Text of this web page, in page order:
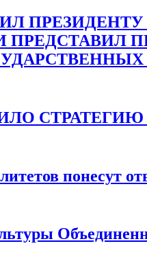
ПРЕДСТАВИЛ
понесут